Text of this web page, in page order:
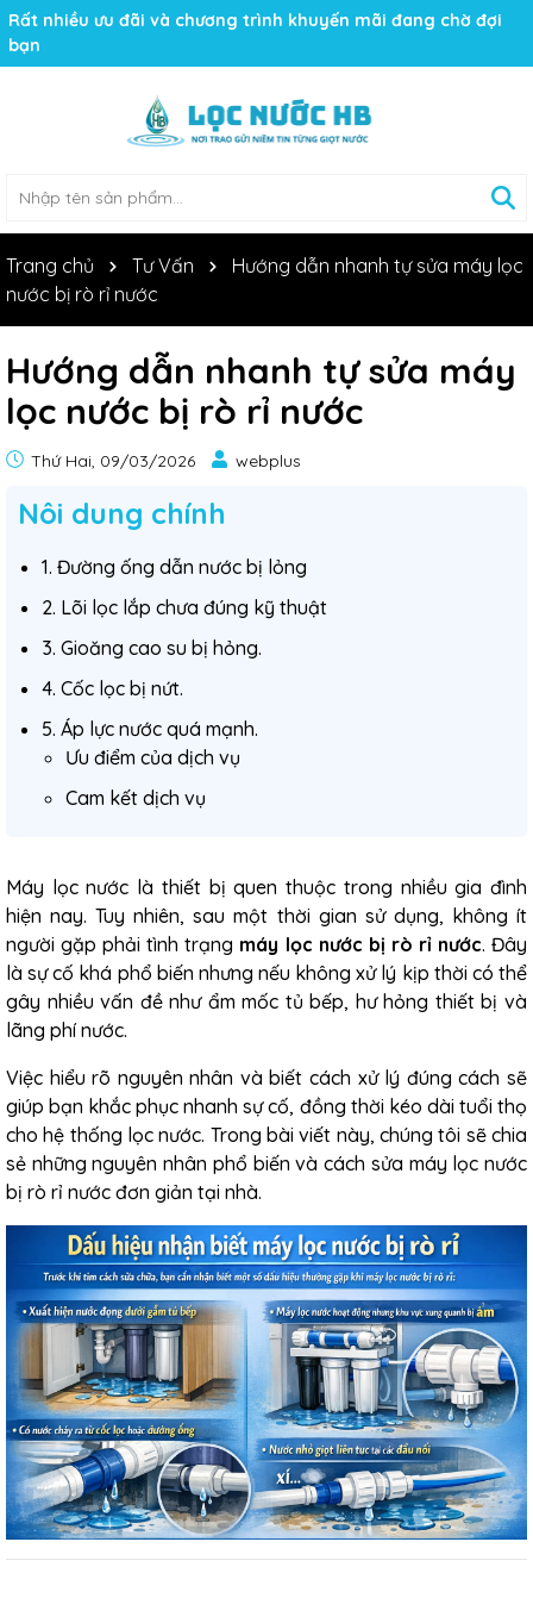
Rất nhiều ưu đãi và chương trình khuyến mãi đang chờ đợi
bạn
Trang chủ Tư Vấn
Hướng dẫn nhanh tự sửa máy lọc
nước bị rò rỉ nước
Hướng dẫn nhanh tự sửa máy
lọc nước bị rò rỉ nước
Thứ Hai, 09/03/2026 webplus
Nôi dung chính
1. Đường ống dẫn nước bị lỏng
2. Lõi lọc lắp chưa đúng kỹ thuật
3. Gioăng cao su bị hỏng.
4. Cốc lọc bị nứt.
5. Áp lực nước quá mạnh.
Ưu điểm của dịch vụ
Cam kết dịch vụ
Máy lọc nước là thiết bị quen thuộc trong nhiều gia đình
hiện nay. Tuy nhiên, sau một thời gian sử dụng, không ít
người gặp phải tình trạng máy lọc nước bị rò rỉ nước. Đây
là sự cố khá phổ biến nhưng nếu không xử lý kịp thời có thể
gây nhiều vấn đề như ẩm mốc tủ bếp, hư hỏng thiết bị và
lãng phí nước.
Việc hiểu rõ nguyên nhân và biết cách xử lý đúng cách sẽ
giúp bạn khắc phục nhanh sự cố, đồng thời kéo dài tuổi thọ
cho hệ thống lọc nước. Trong bài viết này, chúng tôi sẽ chia
sẻ những nguyên nhân phổ biến và cách sửa máy lọc nước
bị rò rỉ nước đơn giản tại nhà.